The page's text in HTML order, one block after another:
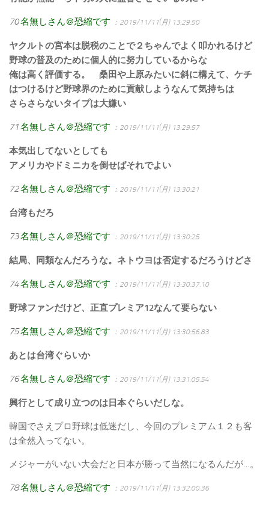
70名無しさん＠恐縮です ：2019/11/11(月) 13:29:50
ヤクルトの宮本は脱税のことで２ちゃんでよく叩かれるけど
野球の普及のために個人的に努力しているからな
俺は高く評価する。 桑田や上原みたいに斜に構えて、ケチ
はつけるけど野球界のために貢献しようなんて気持ちは
さらさらないタイプは大嫌い
71名無しさん＠恐縮です ：2019/11/11(月) 13:29:57
本気出してないとしても
アメリカやドミニカを倒せばそれでよい
72名無しさん＠恐縮です ：2019/11/11(月) 13:30:21
台湾もだろ
73名無しさん＠恐縮です ：2019/11/11(月) 13:30:25
結局、同類なんだろうな。ネトウヨは否定するだろうけどさ
74名無しさん＠恐縮です ：2019/11/11(月) 13:30:37.10
野球ファンだけど、正直プレミア12なんて要らない
75名無しさん＠恐縮です ：2019/11/11(月) 13:30:56.83
あとは台湾ぐらいか
76名無しさん＠恐縮です ：2019/11/11(月) 13:31:05.54
興行として成り立つのは日本ぐらいだしな。
韓国でさえプロ野球は低迷だし、今回のプレミアム１２も客
は全然入ってない。
メジャーがいない大会だと日本が勝って当然になるんだが…。
78名無しさん＠恐縮です ：2019/11/11(月) 13:32:00.36